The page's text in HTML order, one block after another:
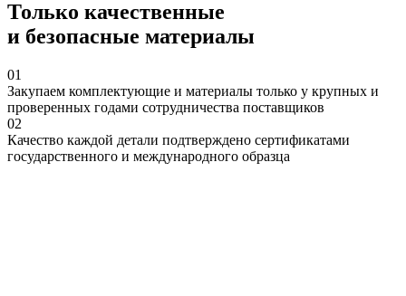
Только качественные
и безопасные материалы
01
Закупаем комплектующие и материалы только у крупных и
проверенных годами сотрудничества поставщиков
02
Качество каждой детали подтверждено сертификатами
государственного и международного образца